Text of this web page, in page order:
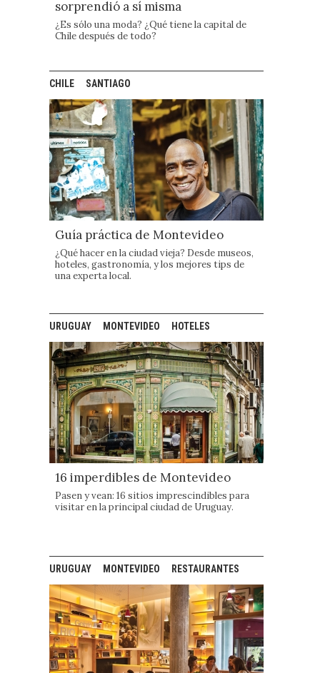
sorprendió a sí misma
¿Es sólo una moda? ¿Qué tiene la capital de
Chile después de todo?
CHILE SANTIAGO
Guía práctica de Montevideo
¿Qué hacer en la ciudad vieja? Desde museos,
hoteles, gastronomía, y los mejores tips de
una experta local.
URUGUAY MONTEVIDEO HOTELES
16 imperdibles de Montevideo
Pasen y vean: 16 sitios imprescindibles para
visitar en la principal ciudad de Uruguay.
URUGUAY MONTEVIDEO RESTAURANTES